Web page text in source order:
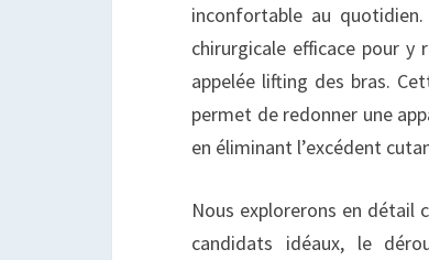
inconfortable au
chirurgicale efficace pour y
appelée lifting des bras.
permet de redonner une
en éliminant l’excédent
Nous explorerons en détail
candidats idéaux, le